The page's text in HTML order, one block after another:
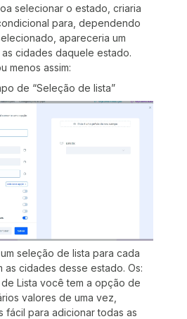
selecionar o estado, criaria
para, dependendo
apareceria um
cidades daquele estado.
menos assim:
de “Seleção de lista”
seleção de lista para cada
as cidades desse estado. Os:
Lista você tem a opção de
valores de uma vez,
fácil para adicionar todas as